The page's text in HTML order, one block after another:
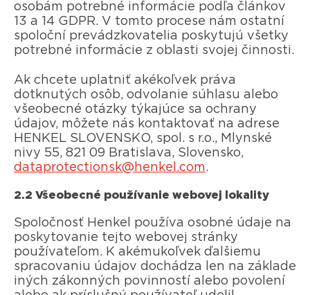
osobám potrebné informácie podľa článkov
13 a 14 GDPR. V tomto procese nám ostatní
spoloční prevádzkovatelia poskytujú všetky
potrebné informácie z oblasti svojej činnosti.
Ak chcete uplatniť akékoľvek práva
dotknutých osôb, odvolanie súhlasu alebo
všeobecné otázky týkajúce sa ochrany
údajov, môžete nás kontaktovať na adrese
HENKEL SLOVENSKO, spol. s r.o., Mlynské
nivy 55, 821 09 Bratislava, Slovensko,
dataprotectionsk@henkel.com.
2.2 Všeobecné používanie webovej lokality
Spoločnosť Henkel používa osobné údaje na
poskytovanie tejto webovej stránky
používateľom. K akémukoľvek ďalšiemu
spracovaniu údajov dochádza len na základe
iných zákonných povinností alebo povolení